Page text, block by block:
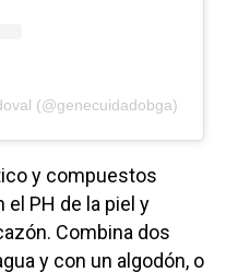
(@genecuidadobga)
y compuestos
PH de la piel y
Combina dos
y con un algodón, o